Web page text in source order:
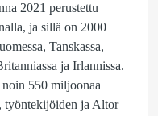
2021 perustettu
ja sillä on 2000
Tanskassa,
ja Irlannissa.
550 miljoonaa
työntekijöiden ja Altor